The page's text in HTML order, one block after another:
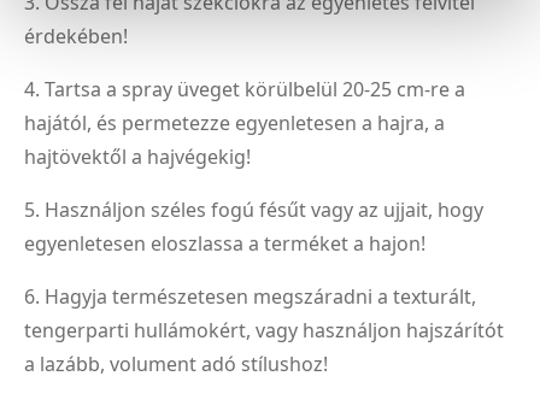
érdekében!
4. Tartsa a spray üveget körülbelül 20-25 cm-re a
hajától, és permetezze egyenletesen a hajra, a
hajtövektől a hajvégekig!
5. Használjon széles fogú fésűt vagy az ujjait, hogy
egyenletesen eloszlassa a terméket a hajon!
6. Hagyja természetesen megszáradni a texturált,
tengerparti hullámokért, vagy használjon hajszárítót
a lazább, volument adó stílushoz!